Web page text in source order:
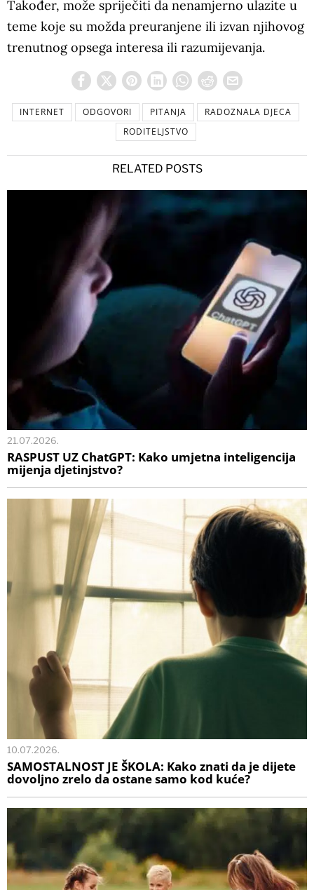
Također, može spriječiti da nenamjerno ulazite u
teme koje su možda preuranjene ili izvan njihovog
trenutnog opsega interesa ili razumijevanja.
INTERNET ODGOVORI PITANJA
RADOZNALA DJECA
RODITELJSTVO
RELATED POSTS
21.07.2026.
RASPUST UZ ChatGPT: Kako umjetna inteligencija
mijenja djetinjstvo?
10.07.2026.
SAMOSTALNOST JE ŠKOLA: Kako znati da je dijete
dovoljno zrelo da ostane samo kod kuće?